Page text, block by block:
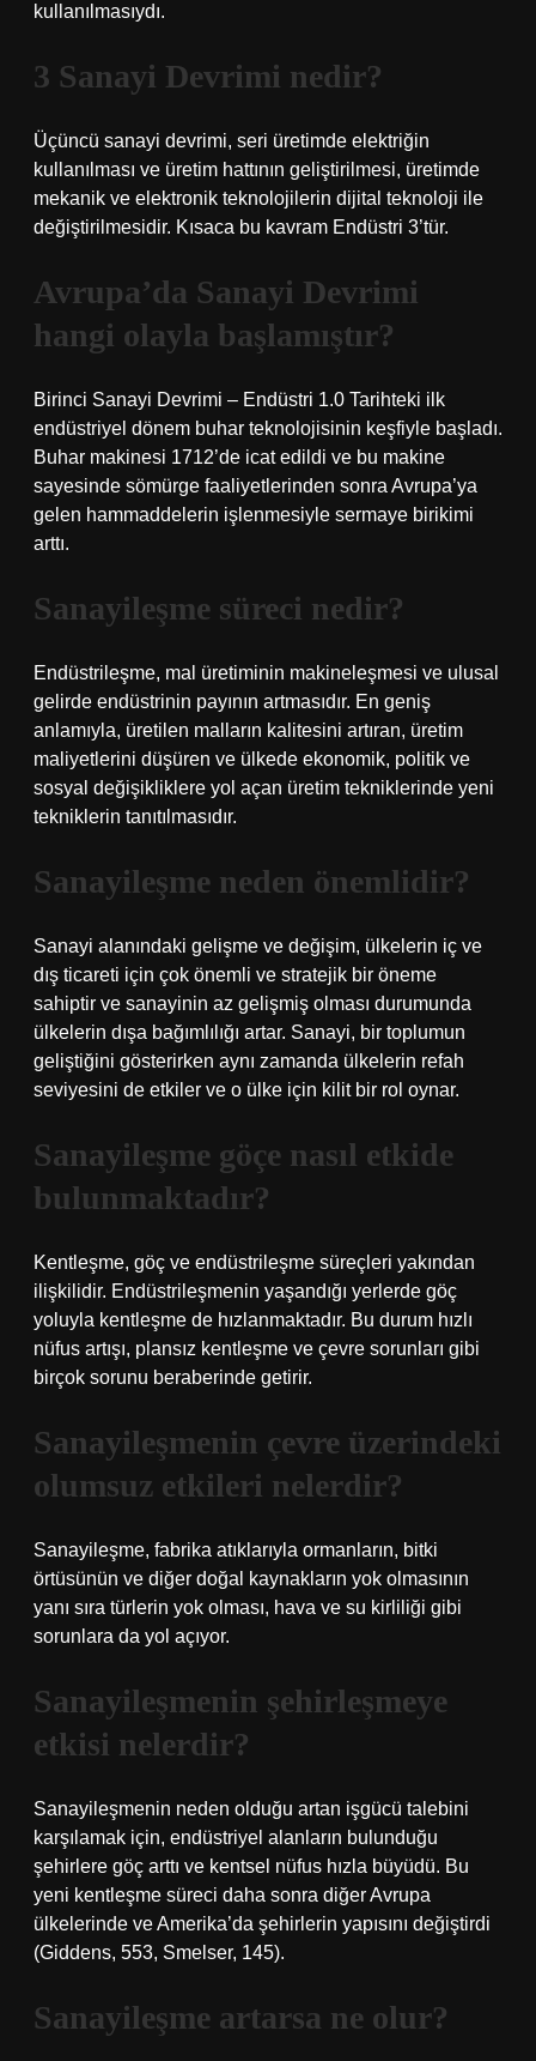
kullanılmasıydı.
3 Sanayi Devrimi nedir?
Üçüncü sanayi devrimi, seri üretimde elektriğin
kullanılması ve üretim hattının geliştirilmesi, üretimde
mekanik ve elektronik teknolojilerin dijital teknoloji ile
değiştirilmesidir. Kısaca bu kavram Endüstri 3’tür.
Avrupa’da Sanayi Devrimi
hangi olayla başlamıştır?
Birinci Sanayi Devrimi – Endüstri 1.0 Tarihteki ilk
endüstriyel dönem buhar teknolojisinin keşfiyle başladı.
Buhar makinesi 1712’de icat edildi ve bu makine
sayesinde sömürge faaliyetlerinden sonra Avrupa’ya
gelen hammaddelerin işlenmesiyle sermaye birikimi
arttı.
Sanayileşme süreci nedir?
Endüstrileşme, mal üretiminin makineleşmesi ve ulusal
gelirde endüstrinin payının artmasıdır. En geniş
anlamıyla, üretilen malların kalitesini artıran, üretim
maliyetlerini düşüren ve ülkede ekonomik, politik ve
sosyal değişikliklere yol açan üretim tekniklerinde yeni
tekniklerin tanıtılmasıdır.
Sanayileşme neden önemlidir?
Sanayi alanındaki gelişme ve değişim, ülkelerin iç ve
dış ticareti için çok önemli ve stratejik bir öneme
sahiptir ve sanayinin az gelişmiş olması durumunda
ülkelerin dışa bağımlılığı artar. Sanayi, bir toplumun
geliştiğini gösterirken aynı zamanda ülkelerin refah
seviyesini de etkiler ve o ülke için kilit bir rol oynar.
Sanayileşme göçe nasıl etkide
bulunmaktadır?
Kentleşme, göç ve endüstrileşme süreçleri yakından
ilişkilidir. Endüstrileşmenin yaşandığı yerlerde göç
yoluyla kentleşme de hızlanmaktadır. Bu durum hızlı
nüfus artışı, plansız kentleşme ve çevre sorunları gibi
birçok sorunu beraberinde getirir.
Sanayileşmenin çevre üzerindeki
olumsuz etkileri nelerdir?
Sanayileşme, fabrika atıklarıyla ormanların, bitki
örtüsünün ve diğer doğal kaynakların yok olmasının
yanı sıra türlerin yok olması, hava ve su kirliliği gibi
sorunlara da yol açıyor.
Sanayileşmenin şehirleşmeye
etkisi nelerdir?
Sanayileşmenin neden olduğu artan işgücü talebini
karşılamak için, endüstriyel alanların bulunduğu
şehirlere göç arttı ve kentsel nüfus hızla büyüdü. Bu
yeni kentleşme süreci daha sonra diğer Avrupa
ülkelerinde ve Amerika’da şehirlerin yapısını değiştirdi
(Giddens, 553, Smelser, 145).
Sanayileşme artarsa ne olur?